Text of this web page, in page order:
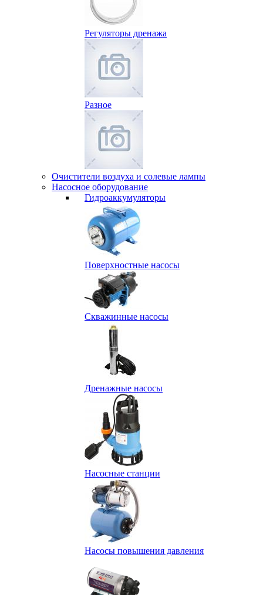
Регуляторы дренажа
Разное
Очистители воздуха и солевые лампы
Насосное оборудование
Гидро­аккумуляторы
Поверхностные насосы
Скважинные насосы
Дренажные насосы
Насосные станции
Насосы повышения давления